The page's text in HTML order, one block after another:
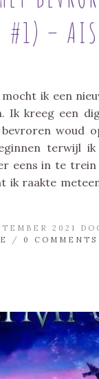
#1) –
ik een
Ik kreeg een
woud
terwijl
eens in te
ik raakte
2021
/ 0 COMMENTS